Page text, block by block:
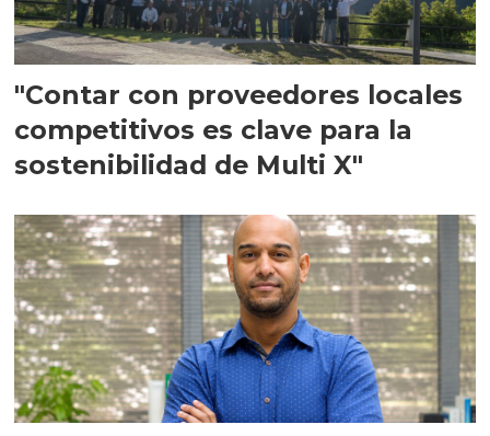
"Contar con proveedores locales
competitivos es clave para la
sostenibilidad de Multi X"